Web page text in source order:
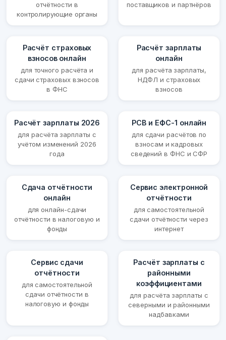
отчётности в
контролирующие органы
поставщиков и партнёров
Расчёт страховых
взносов онлайн
для точного расчёта и
сдачи страховых взносов
в ФНС
Расчёт зарплаты
онлайн
для расчёта зарплаты,
НДФЛ и страховых
взносов
Расчёт зарплаты 2026
для расчёта зарплаты с
учётом изменений 2026
года
РСВ и ЕФС-1 онлайн
для сдачи расчётов по
взносам и кадровых
сведений в ФНС и СФР
Сдача отчётности
онлайн
для онлайн-сдачи
отчётности в налоговую и
фонды
Сервис электронной
отчётности
для самостоятельной
сдачи отчётности через
интернет
Сервис сдачи
отчётности
для самостоятельной
сдачи отчётности в
налоговую и фонды
Расчёт зарплаты с
районными
коэффициентами
для расчёта зарплаты с
северными и районными
надбавками